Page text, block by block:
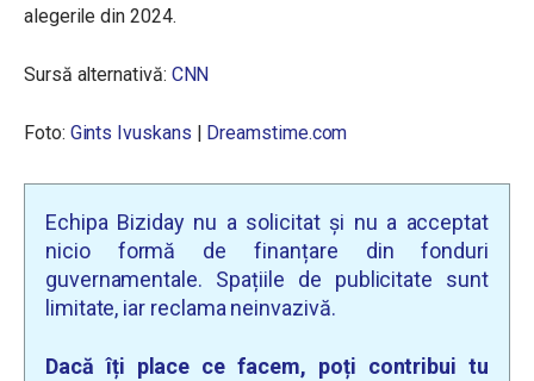
alegerile din 2024.
Sursă alternativă: CNN
Foto: Gints Ivuskans | Dreamstime.com
Echipa Biziday nu a solicitat și nu a acceptat
nicio formă de finanțare din fonduri
guvernamentale. Spațiile de publicitate sunt
limitate, iar reclama neinvazivă.
Dacă îți place ce facem, poți contribui tu